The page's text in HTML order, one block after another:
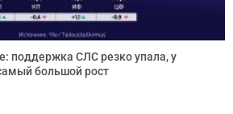
поддержка СЛС резко упала, у
большой рост